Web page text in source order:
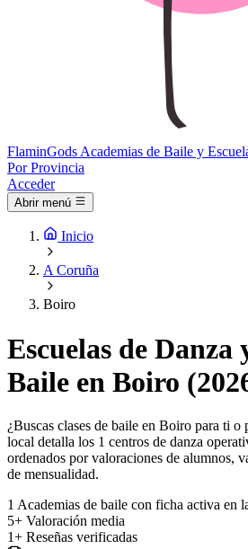
FlaminGods Academias de Baile y
Por Provincia
Acceder
Abrir menú
Inicio
A Coruña
Boiro
Escuelas de Danza
Baile en Boiro
¿Buscas clases de baile en Boiro para ti o
local detalla los 1 centros de danza
ordenados por valoraciones de alumnos,
de mensualidad.
1 Academias de baile con ficha activa en
5+ Valoración media
1+ Reseñas verificadas